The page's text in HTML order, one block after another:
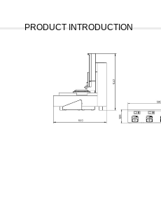
PRODUCT INTRODUCTION